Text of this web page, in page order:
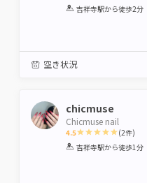
1 2 3 4 5
吉祥寺駅から徒歩2分
空き状況
chicmuse
Chicmuse nail
4.5
1 2 3 4 5
(2件)
吉祥寺駅から徒歩1分